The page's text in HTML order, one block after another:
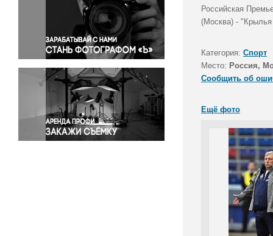
Политика
Правосудие
Происшествия и конфликты
Религия
Светская жизнь
Спорт
Экология
Экономика и бизнес
Российская
(Москва) -
Категория: Спорт
Место: Россия,
Сообщить об
Ещё фото